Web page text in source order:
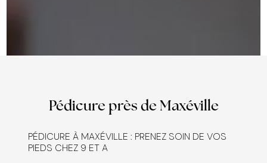
Pédicure près de Maxéville
PÉDICURE À MAXÉVILLE : PRENEZ SOIN DE VOS
PIEDS CHEZ 9 ET A